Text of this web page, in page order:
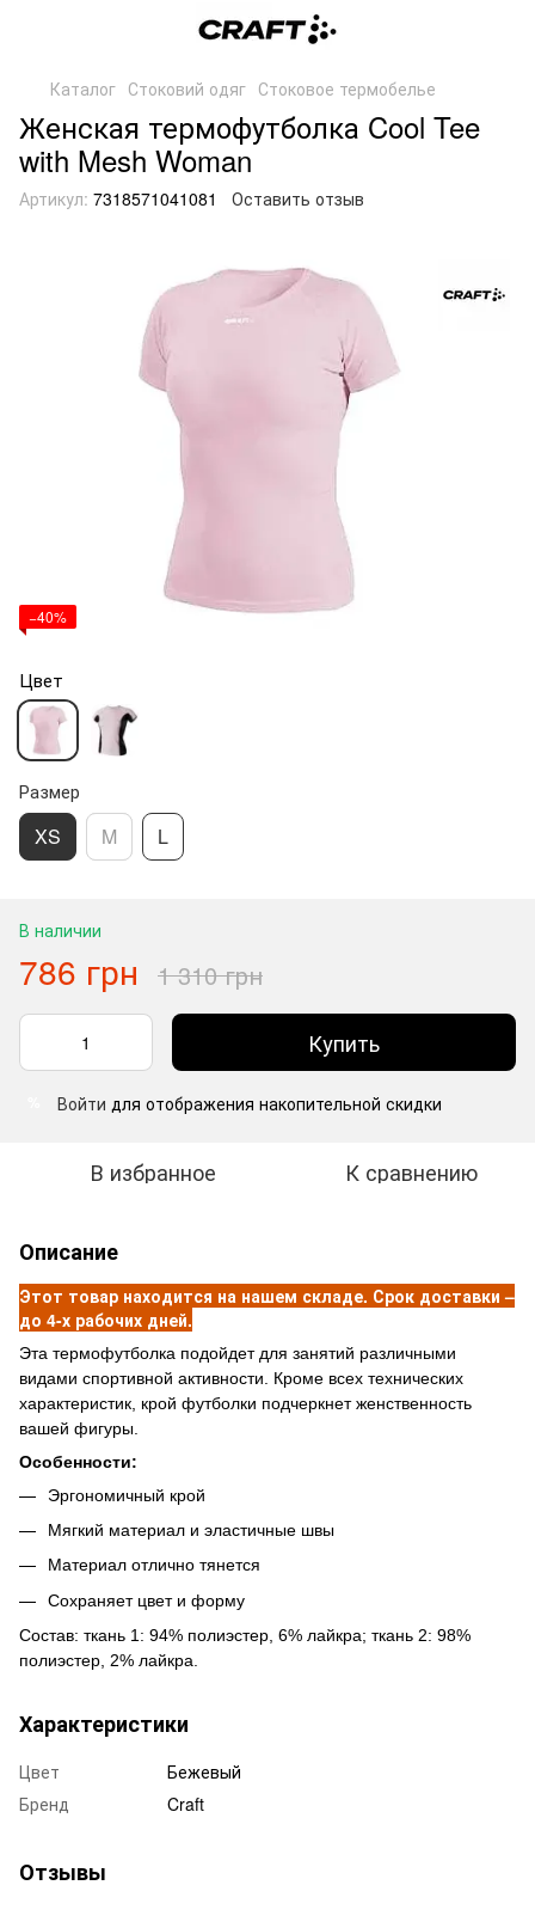
Каталог Стоковий одяг Стоковое термобелье
Женская термофутболка Cool Tee
with Mesh Woman
Артикул: 7318571041081 Оставить отзыв
−40%
Цвет
Размер
XS M L
В наличии
786 грн 1 310 грн
Купить
Войти для отображения накопительной скидки
В избранное К сравнению
Описание
Этот товар находится на нашем складе. Срок доставки –
до 4-х рабочих дней.
Эта термофутболка подойдет для занятий различными
видами спортивной активности. Кроме всех технических
характеристик, крой футболки подчеркнет женственность
вашей фигуры.
Особенности:
Эргономичный крой
Мягкий материал и эластичные швы
Материал отлично тянется
Сохраняет цвет и форму
Состав: ткань 1: 94% полиэстер, 6% лайкра; ткань 2: 98%
полиэстер, 2% лайкра.
Характеристики
Цвет
Бежевый
Бренд
Craft
Отзывы